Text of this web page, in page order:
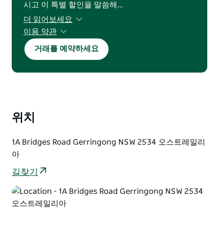
시고 이 특별 할인을 말씀해…
더 읽어보세요
이용 약관
신규 예약에만 유효합니다.
월요일 체크인 필수
가격은 2인 기준이며 추가 성인 및 반려동물 동반
가능 객실 이용 시 추가 요금이 발생합니다.
다른 할인 또는 프로모션과 중복 적용되지 않습니
다.
거래를 예약하세요
위치
1A Bridges Road Gerringong NSW 2534 오스트레일리
아
길찾기